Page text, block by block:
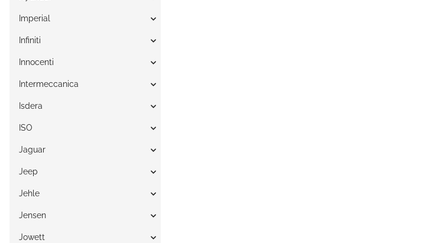
Imperial
Infiniti
Innocenti
Intermeccanica
Isdera
ISO
Jaguar
Jeep
Jehle
Jensen
Jowett